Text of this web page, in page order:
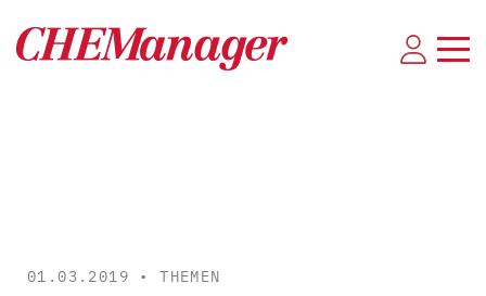
01.03.2019 •THEMEN